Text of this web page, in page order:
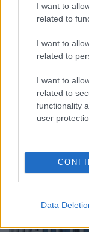
I want to
related to
I want to
related to
I want to
related to
functionality
user
Data